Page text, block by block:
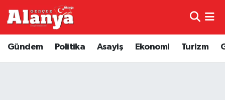
Gündem Politika Asayiş Ekonomi Turizm
Genel
Trafik Durumu